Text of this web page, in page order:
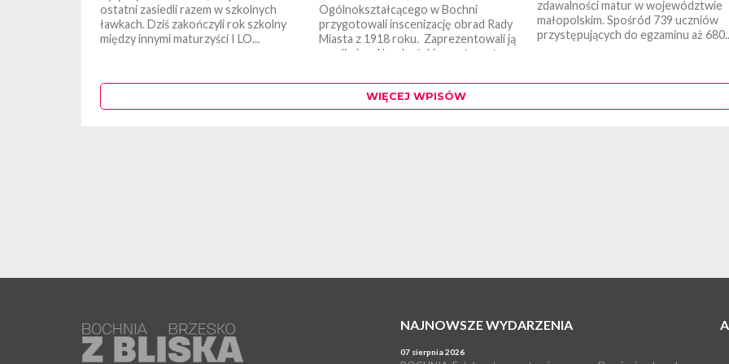
ostatni zasiedli razem w szkolnych
ławkach. Dziś zakończyli rok szkolny
między innymi maturzyści I LO...
Ogólnokształcącego w Bochni
przygotowali inscenizację obrad Rady
Miasta z 1918 roku. Zaprezentowali ją
w sali obrad bocheńskiego starostwa.
zdawalności matur w województwie
małopolskim. Spośród 739 uczniów
przystępujących do egzaminu aż
WIĘCEJ WPISÓW
NAJNOWSZE WYDARZENIA
07 sierpnia 2026